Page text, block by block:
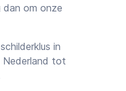
dan om onze
in
Nederland tot